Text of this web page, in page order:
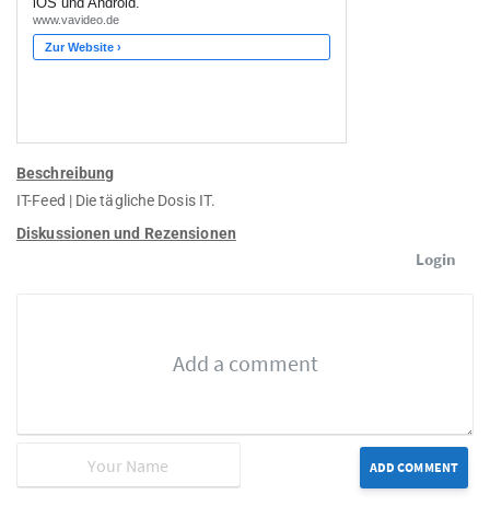
Beschreibung
IT-Feed | Die tägliche Dosis IT.
Diskussionen und Rezensionen
Login
ADD COMMENT